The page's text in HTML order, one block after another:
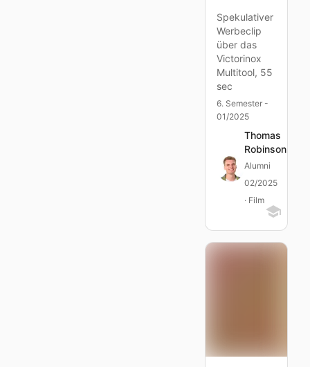
Spekulativer
Werbeclip
über das
Victorinox
Multitool, 55
sec
6. Semester -
01/2025
Thomas
Robinson
Alumni
02/2025
· Film